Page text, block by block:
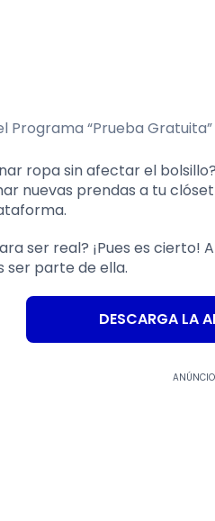
ropa sin afectar el
nuevas prendas a tu
ser real? ¡Pues es
ser parte de ella.
DESCARGA LA